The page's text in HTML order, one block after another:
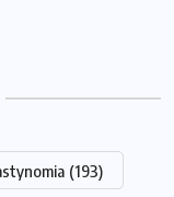
(193)